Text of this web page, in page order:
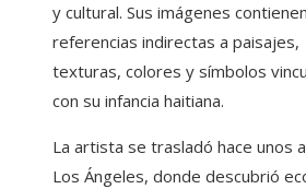
y cultural. Sus imágenes contienen
referencias indirectas a paisajes,
texturas, colores y símbolos
con su infancia haitiana.
La artista se trasladó hace unos
Los Ángeles, donde descubrió